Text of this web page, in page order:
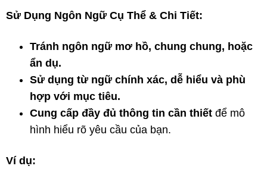
Sử Dụng Ngôn Ngữ Cụ Thể & Chi Tiết:
Tránh ngôn ngữ mơ hồ, chung chung, hoặc
ẩn dụ.
Sử dụng từ ngữ chính xác, dễ hiểu và phù
hợp với mục tiêu.
Cung cấp đầy đủ thông tin cần thiết để mô
hình hiểu rõ yêu cầu của bạn.
Ví dụ: